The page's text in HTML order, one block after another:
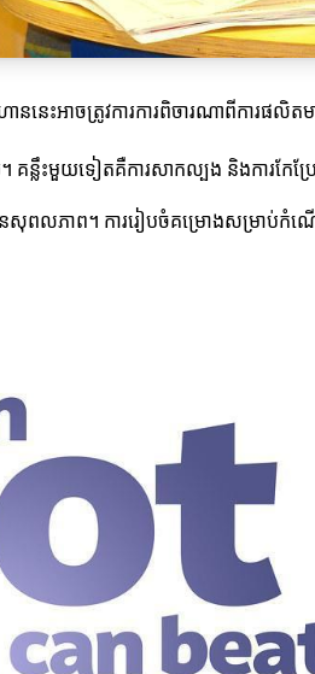
េះអាចត្រូវការការពិចារណាពីការផលិ
ន្លឹះមួយទៀតគឺការសាកល្បង និងការកែប្
ពលភាព។ ការរៀបចំគម្រោងសម្រាប់កំណើ